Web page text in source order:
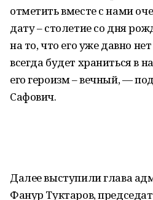
отметить вместе с нами
дату – столетие со дня
на то, что его уже давно
всегда будет храниться в
его героизм – вечный, —
Сафович.
Далее выступили глава
Фанур Туктаров,